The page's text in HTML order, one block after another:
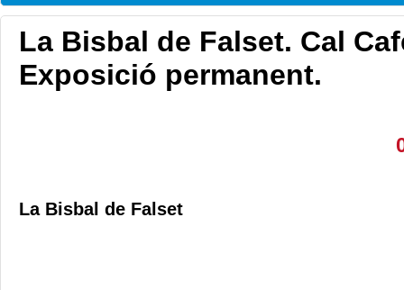
La Bisbal de Falset. Cal
Exposició permanent.
La Bisbal de Falset